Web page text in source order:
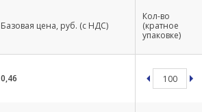
Базовая цена, руб. (с НДС)
Кол-во
(кратное
упаковке)
0,46